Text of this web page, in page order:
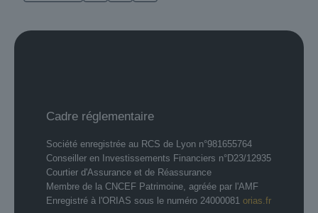
Cadre réglementaire
Société enregistrée au RCS de Lyon n°981655764
Conseiller en Investissements Financiers n°D23/12935
Courtier d'Assurance et de Réassurance
Membre de la CNCEF Patrimoine, agréée par l'AMF
Enregistré à l'ORIAS sous le numéro 24000081 orias.fr